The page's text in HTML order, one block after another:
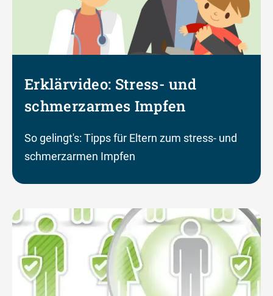
Erklärvideo: Stress- und
schmerzarmes Impfen
So gelingt's: Tipps für Eltern zum stress- und
schmerzarmen Impfen